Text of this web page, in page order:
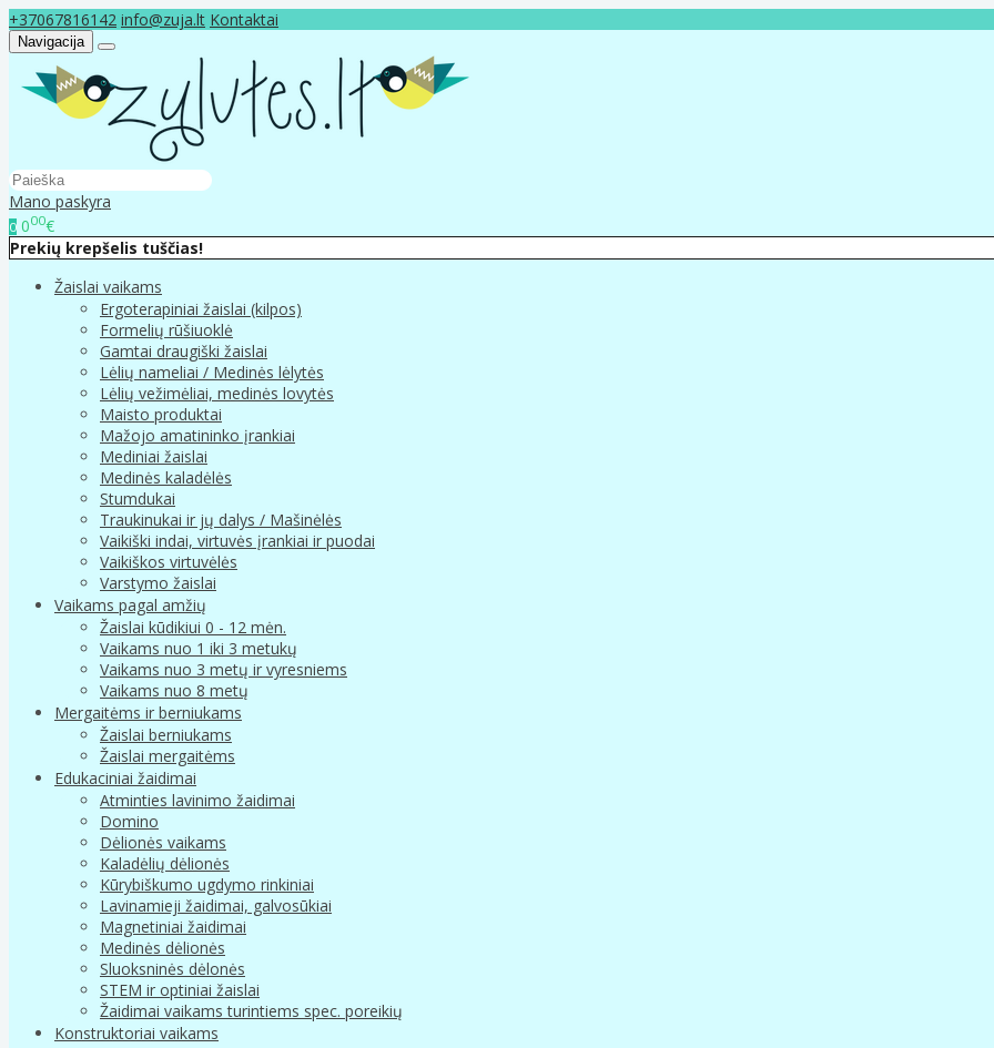
+37067816142 info@zuja.lt Kontaktai
Navigacija
Mano paskyra
0 000€
Prekių krepšelis tuščias!
Žaislai vaikams
Ergoterapiniai žaislai (kilpos)
Formelių rūšiuoklė
Gamtai draugiški žaislai
Lėlių nameliai / Medinės lėlytės
Lėlių vežimėliai, medinės lovytės
Maisto produktai
Mažojo amatininko įrankiai
Mediniai žaislai
Medinės kaladėlės
Stumdukai
Traukinukai ir jų dalys / Mašinėlės
Vaikiški indai, virtuvės įrankiai ir puodai
Vaikiškos virtuvėlės
Varstymo žaislai
Vaikams pagal amžių
Žaislai kūdikiui 0 - 12 mėn.
Vaikams nuo 1 iki 3 metukų
Vaikams nuo 3 metų ir vyresniems
Vaikams nuo 8 metų
Mergaitėms ir berniukams
Žaislai berniukams
Žaislai mergaitėms
Edukaciniai žaidimai
Atminties lavinimo žaidimai
Domino
Dėlionės vaikams
Kaladėlių dėlionės
Kūrybiškumo ugdymo rinkiniai
Lavinamieji žaidimai, galvosūkiai
Magnetiniai žaidimai
Medinės dėlionės
Sluoksninės dėlonės
STEM ir optiniai žaislai
Žaidimai vaikams turintiems spec. poreikių
Konstruktoriai vaikams